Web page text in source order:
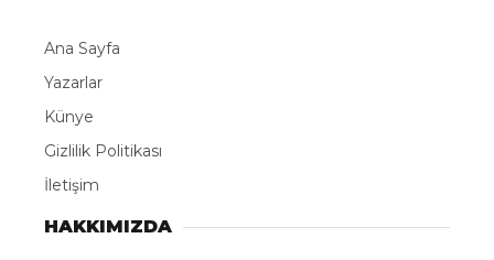
Ana Sayfa
Yazarlar
Künye
Gizlilik Politikası
İletişim
HAKKIMIZDA